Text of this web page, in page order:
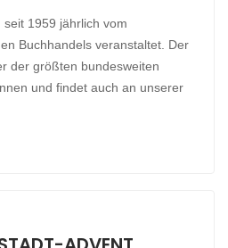
1959 jährlich vom
Buchhandels veranstaltet. Der
der größten bundesweiten
und findet auch an unserer